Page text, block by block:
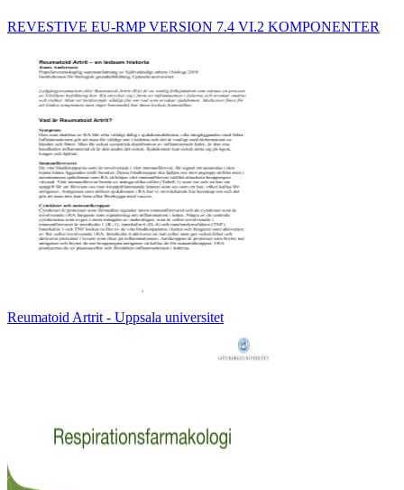
REVESTIVE EU-RMP VERSION 7.4 VI.2 KOMPONENTER
Reumatoid Artrit - Uppsala universitet